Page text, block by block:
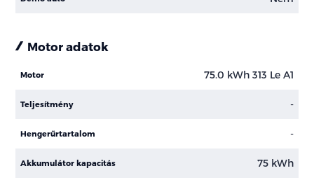
Motor adatok
Motor 75.0 kWh 313 Le A1
Teljesítmény -
Hengerűrtartalom -
Akkumulátor kapacitás 75 kWh